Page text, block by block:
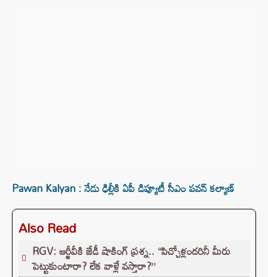
Pawan Kalyan : నేడు ఢిల్లీకి ఏపీ డిప్యూటీ సీఎం పవన్‌ కల్యాణ్‌
Also Read
RGV: ఆర్జీవీకి జేడీ షాకింగ్ ప్రశ్న.. “పిచ్చోళ్లందరినీ మీరు
పెట్టుకుంటారా? లేక వాళ్లే వస్తారా?”